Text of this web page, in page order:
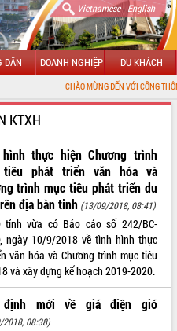
Vietnamese| English
DÂN DOANH NGHIỆP DU KHÁCH
CHÀO MỪNG ĐẾN VỚI CỔNG THÔNG TIN ĐIỆN
KTXH
thực hiện Chương trình
tiêu phát triển văn hóa và
trình mục tiêu phát triển du
địa bàn tỉnh (13/09/2018, 08:41)
tỉnh vừa có Báo cáo số 242/BC-
ngày 10/9/2018 về tình hình thực
văn hóa và Chương trình mục tiêu
và xây dựng kế hoạch 2019-2020.
định mới về giá điện gió
08:38)